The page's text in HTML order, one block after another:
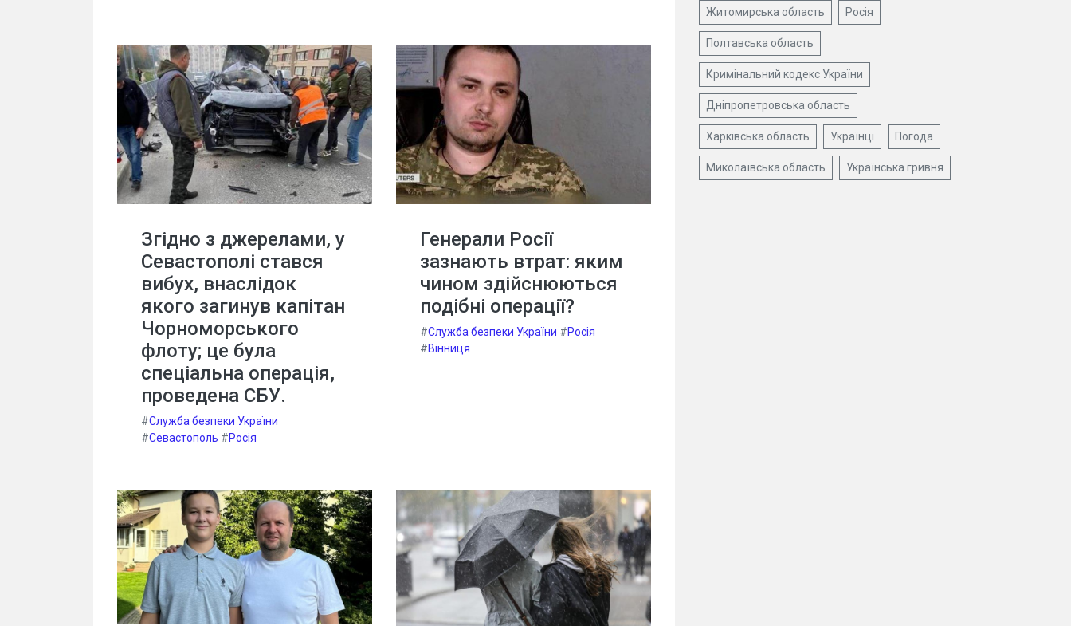
Згідно з джерелами, у
Севастополі стався
вибух, внаслідок
якого загинув капітан
Чорноморського
флоту; це була
спеціальна операція,
проведена СБУ.
#Служба безпеки України
#Севастополь #Росія
Генерали Росії
зазнають втрат: яким
чином здійснюються
подібні операції?
#Служба безпеки України #Росія
#Вінниця
Житомирська область Росія
Полтавська область
Кримінальний кодекс України
Дніпропетровська область
Харківська область Українці Погода
Миколаївська область Українська гривня